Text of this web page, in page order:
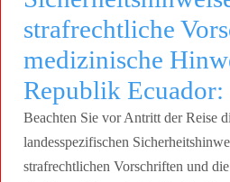
strafrechtliche
medizinische
Republik Ecuador:
Beachten Sie vor Antritt der Reise
landesspezifischen
strafrechtlichen Vorschriften und